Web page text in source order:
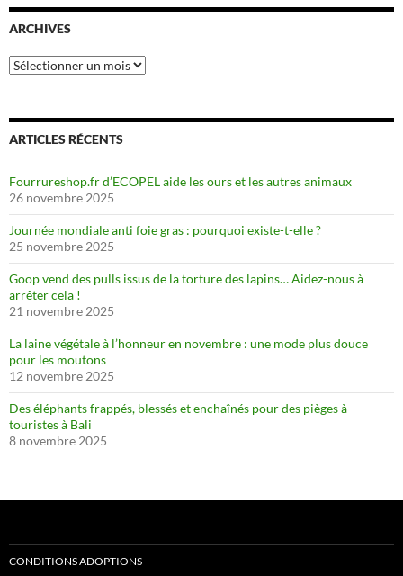
ARCHIVES
Archives
ARTICLES RÉCENTS
Fourrureshop.fr d’ECOPEL aide les ours et les autres animaux
26 novembre 2025
Journée mondiale anti foie gras : pourquoi existe-t-elle ?
25 novembre 2025
Goop vend des pulls issus de la torture des lapins… Aidez-nous à
arrêter cela !
21 novembre 2025
La laine végétale à l’honneur en novembre : une mode plus douce
pour les moutons
12 novembre 2025
Des éléphants frappés, blessés et enchaînés pour des pièges à
touristes à Bali
8 novembre 2025
CONDITIONS ADOPTIONS